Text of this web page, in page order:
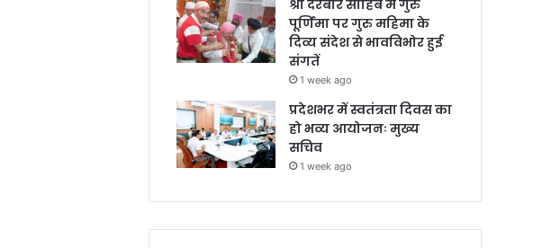
श्री दरबार साहिब में गुरु
पूर्णिमा पर गुरु महिमा के
दिव्य संदेश से भावविभोर हुई
संगतें
1 week ago
प्रदेशभर में स्वतंत्रता दिवस का
हो भव्य आयोजनः मुख्य
सचिव
1 week ago